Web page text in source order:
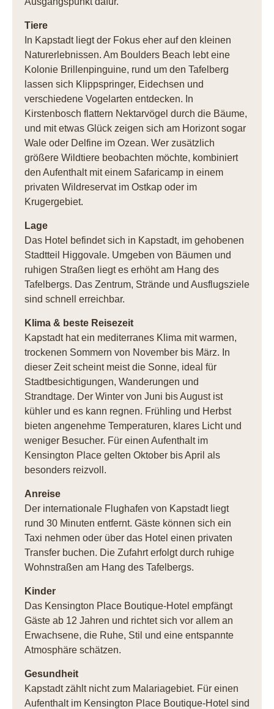
Tiere
In Kapstadt liegt der Fokus eher auf den kleinen
Naturerlebnissen. Am Boulders Beach lebt eine
Kolonie Brillenpinguine, rund um den Tafelberg
lassen sich Klippspringer, Eidechsen und
verschiedene Vogelarten entdecken. In
Kirstenbosch flattern Nektarvögel durch die Bäume,
und mit etwas Glück zeigen sich am Horizont sogar
Wale oder Delfine im Ozean. Wer zusätzlich
größere Wildtiere beobachten möchte, kombiniert
den Aufenthalt mit einem Safaricamp in einem
privaten Wildreservat im Ostkap oder im
Krugergebiet.
Lage
Das Hotel befindet sich in Kapstadt, im gehobenen
Stadtteil Higgovale. Umgeben von Bäumen und
ruhigen Straßen liegt es erhöht am Hang des
Tafelbergs. Das Zentrum, Strände und Ausflugsziele
sind schnell erreichbar.
Klima & beste Reisezeit
Kapstadt hat ein mediterranes Klima mit warmen,
trockenen Sommern von November bis März. In
dieser Zeit scheint meist die Sonne, ideal für
Stadtbesichtigungen, Wanderungen und
Strandtage. Der Winter von Juni bis August ist
kühler und es kann regnen. Frühling und Herbst
bieten angenehme Temperaturen, klares Licht und
weniger Besucher. Für einen Aufenthalt im
Kensington Place gelten Oktober bis April als
besonders reizvoll.
Anreise
Der internationale Flughafen von Kapstadt liegt
rund 30 Minuten entfernt. Gäste können sich ein
Taxi nehmen oder über das Hotel einen privaten
Transfer buchen. Die Zufahrt erfolgt durch ruhige
Wohnstraßen am Hang des Tafelbergs.
Kinder
Das Kensington Place Boutique-Hotel empfängt
Gäste ab 12 Jahren und richtet sich vor allem an
Erwachsene, die Ruhe, Stil und eine entspannte
Atmosphäre schätzen.
Gesundheit
Kapstadt zählt nicht zum Malariagebiet. Für einen
Aufenthalt im Kensington Place Boutique-Hotel sind